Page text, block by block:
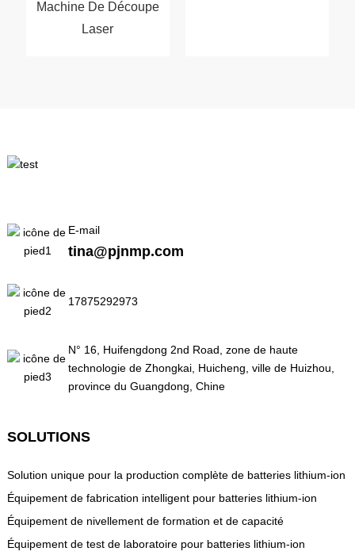
Machine De Découpe
Laser
E-mail
tina@pjnmp.com
17875292973
N° 16, Huifengdong 2nd Road, zone de haute
technologie de Zhongkai, Huicheng, ville de Huizhou,
province du Guangdong, Chine
SOLUTIONS
Solution unique pour la production complète de batteries lithium-ion
Équipement de fabrication intelligent pour batteries lithium-ion
Équipement de nivellement de formation et de capacité
Équipement de test de laboratoire pour batteries lithium-ion